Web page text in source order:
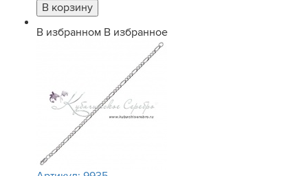
В избранном В избранное